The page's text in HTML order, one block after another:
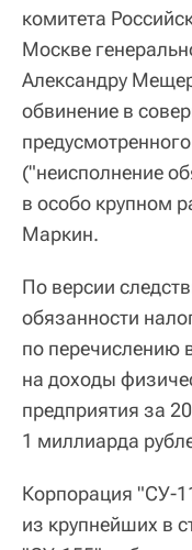
комитета
Москве
Александру
обвинение в
("неисполнение
в особо крупном
Маркин.
По версии
обязанности
по перечислению
на доходы
предприятия за
1 миллиарда
Корпорация "СУ-
из крупнейших в